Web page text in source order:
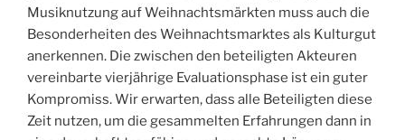
Musiknutzung auf Weihnachtsmärkten muss auch die
Besonderheiten des Weihnachtsmarktes als Kulturgut
anerkennen. Die zwischen den beteiligten Akteuren
vereinbarte vierjährige Evaluationsphase ist ein guter
Kompromiss. Wir erwarten, dass alle Beteiligten diese
Zeit nutzen, um die gesammelten Erfahrungen dann in